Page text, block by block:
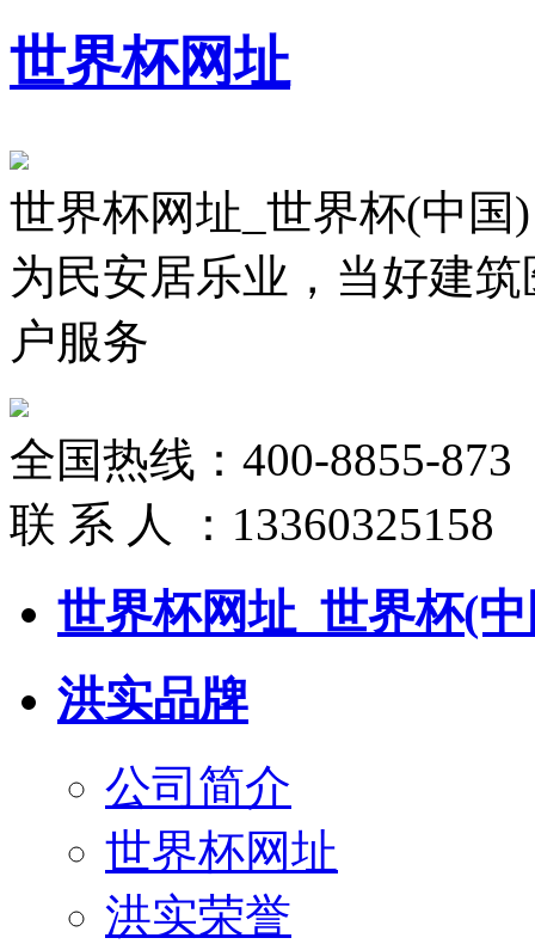
世界杯网址
世界杯网址_世界杯(中国)
为民安居乐业，当好建
户服务
全国热线： 400-8855-873
联 系 人 ： 13360325158
世界杯网址_世界杯(
洪实品牌
公司简介
世界杯网址
洪实荣誉